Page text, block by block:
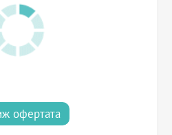
офертата